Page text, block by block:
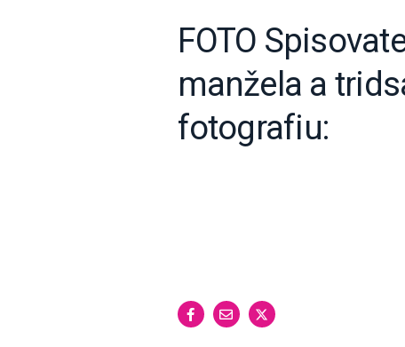
FOTO
manžela a
fotografiu: